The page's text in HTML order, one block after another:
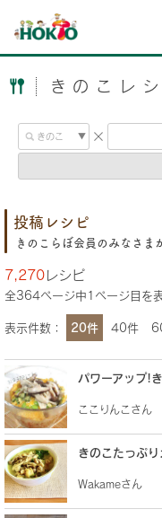
きのこレ
投稿レシピ
きのこらぼ会員のみなさま
7,270レシピ
全364ページ中1 ページ目を
表示件数： 20件 40件
パワーアップ!
ここりんこさん
きのこたっぷり
Wakameさん